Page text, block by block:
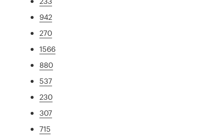
942
270
1566
880
537
230
307
715